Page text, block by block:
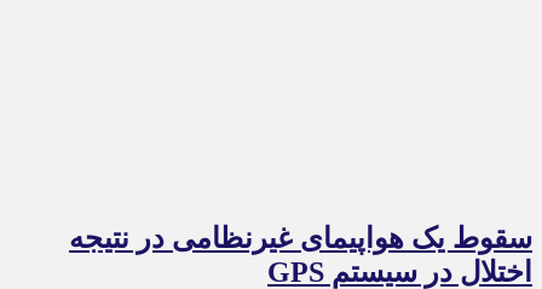
سقوط یک هواپیمای غیرنظامی در نتیجه
اختلال در سیستم‌ GPS